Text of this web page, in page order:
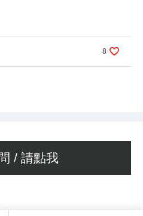
8
/ 請點我